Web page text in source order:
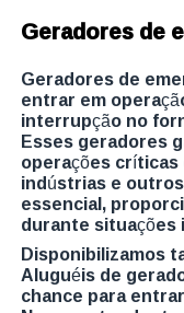
Geradores de
Geradores de
entrar em
interrupção no
Esses geradores
operações
indústrias e
essencial,
durante
Disponibilizamos
Aluguéis de
chance para